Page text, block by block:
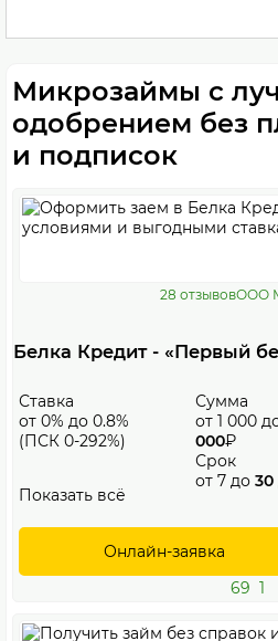
Микрозаймы с
одобрением без
и подписок
28 отзывовООО
Белка Кредит - «Первый
Ставка
от 0% до 0.8%
(ПСК 0-292%)
Сумма
от 1 000
000₽
Срок
от 7 до 30
Показать всё
Онлайн-заявка
69 1